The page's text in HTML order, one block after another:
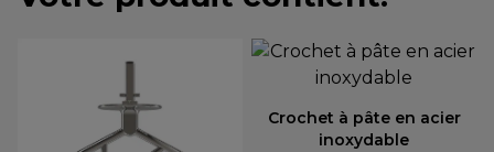
Crochet à pâte en acier
inoxydable